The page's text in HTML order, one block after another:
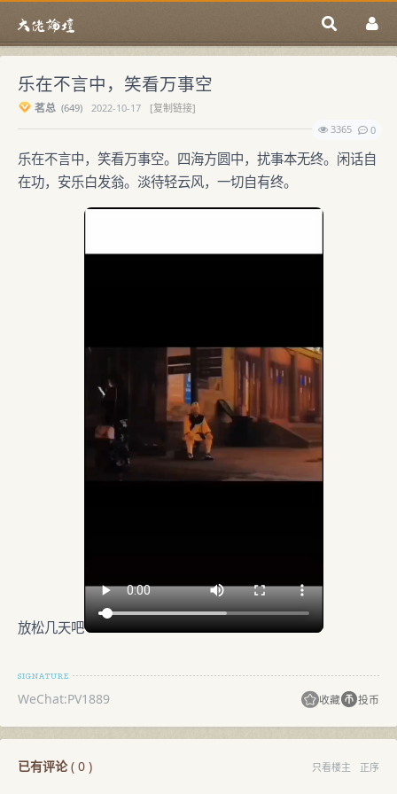
乐在不言中，笑看万事空
茗总 (649) 2022-10-17
[复制链接]
3365
0
乐在不言中，笑看万事空。四海方圆中，扰事本无终。闲话自
在功，安乐白发翁。淡待轻云风，一切自有终。
放松几天吧
WeChat:PV1889 收藏 投币
已有评论( 0 ) 只看楼主 正序